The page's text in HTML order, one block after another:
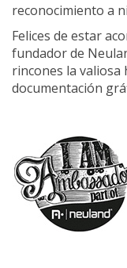
reconocimiento a
Felices de estar
fundador de
rincones la
documentación